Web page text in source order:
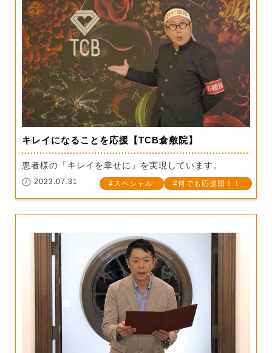
キレイになることを応援【TCB倉敷院】
患者様の「キレイを幸せに」を実現しています。
2023.07.31 スペシャル 何でも応援団！！